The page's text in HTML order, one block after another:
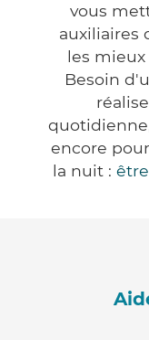
vous
auxiliaires
les mieux
Besoin
encore
la nuit :